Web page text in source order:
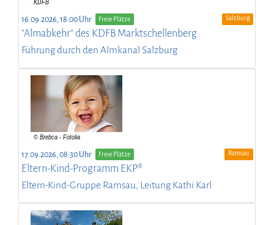
16.09.2026, 18:00 Uhr Freie Plätze Salzburg
"Almabkehr" des KDFB Marktschellenberg
Führung durch den Almkanal Salzburg
17.09.2026, 08:30 Uhr Freie Plätze Ramsau
Eltern-Kind-Programm EKP®
Eltern-Kind-Gruppe Ramsau, Leitung Kathi Karl